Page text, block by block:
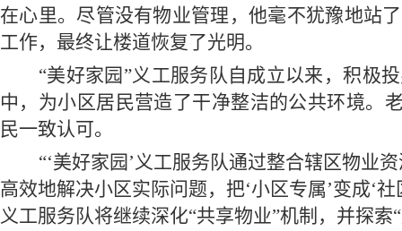
在心里。尽管没有物业管理，他毫不犹豫地站
工作，最终让楼道恢复了光明。
“美好家园”义工服务队自成立以来，积极
中，为小区居民营造了干净整洁的公共环境。
民一致认可。
“‘美好家园’义工服务队通过整合辖区物业
高效地解决小区实际问题，把‘小区专属’变成‘
义工服务队将继续深化“共享物业”机制，并探